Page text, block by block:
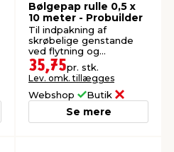
Bølgepap rulle 0,5 x
10 meter - Probuilder
Til indpakning af
skrøbelige genstande
ved flytning og
forsendelse.
35,75pr. stk.
Lev. omk. tillægges
Webshop Butik
Se mere